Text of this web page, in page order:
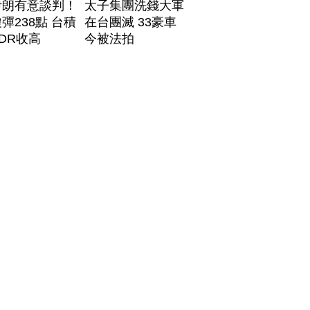
有意談判！
238點 台積
收高
太子集團洗錢大軍
在台團滅 33豪車
今被法拍